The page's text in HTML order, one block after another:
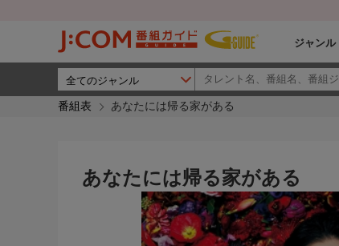
ジャンル
番組表 あなたには帰る家がある
あなたには帰る家がある